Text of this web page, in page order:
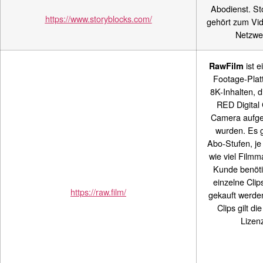
https://www.storyblocks.com/
Abodienst.
gehört zum
https://raw.film/
RawFilm ist
Footage-
8K-Inhalten,
RED Digital
Camera
wurden. Es
Abo-Stufen,
wie viel
Kunde
einzelne
gekauft
Clips gilt